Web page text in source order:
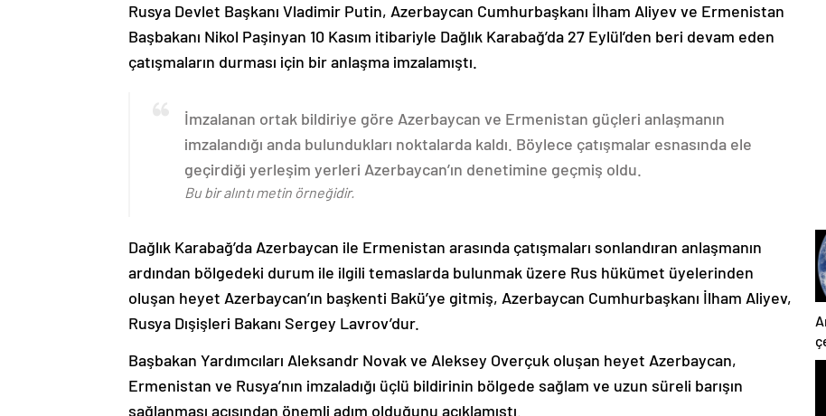
Rusya Devlet Başkanı Vladimir Putin, Azerbaycan Cumhurbaşkanı İlham Aliyev ve Ermenistan
Başbakanı Nikol Paşinyan 10 Kasım itibariyle Dağlık Karabağ’da 27 Eylül’den beri devam eden
çatışmaların durması için bir anlaşma imzalamıştı.
İmzalanan ortak bildiriye göre Azerbaycan ve Ermenistan güçleri anlaşmanın
imzalandığı anda bulundukları noktalarda kaldı. Böylece çatışmalar esnasında ele
geçirdiği yerleşim yerleri Azerbaycan’ın denetimine geçmiş oldu.
Bu bir alıntı metin örneğidir.
Dağlık Karabağ’da Azerbaycan ile Ermenistan arasında çatışmaları sonlandıran anlaşmanın
ardından bölgedeki durum ile ilgili temaslarda bulunmak üzere Rus hükümet üyelerinden
oluşan heyet Azerbaycan’ın başkenti Bakü’ye gitmiş, Azerbaycan Cumhurbaşkanı İlham Aliyev,
Rusya Dışişleri Bakanı Sergey Lavrov’dur.
Başbakan Yardımcıları Aleksandr Novak ve Aleksey Overçuk oluşan heyet Azerbaycan,
Ermenistan ve Rusya’nın imzaladığı üçlü bildirinin bölgede sağlam ve uzun süreli barışın
sağlanması açısından önemli adım olduğunu açıklamıştı.